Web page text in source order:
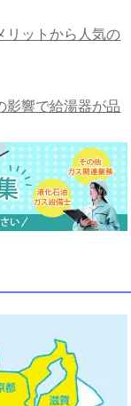
リットから人気の
影響で給湯器が品